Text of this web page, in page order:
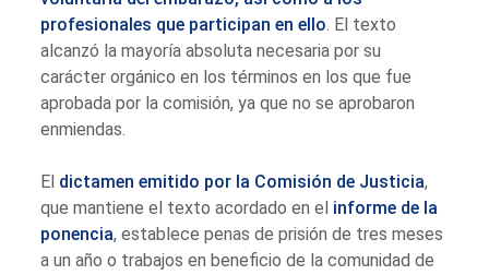
profesionales que participan en ello . El texto
alcanzó la mayoría absoluta necesaria por su
carácter orgánico en los términos en los que fue
aprobada por la comisión, ya que no se aprobaron
enmiendas.
El dictamen emitido por la Comisión de Justicia,
que mantiene el texto acordado en el informe de la
ponencia, establece penas de prisión de tres meses
a un año o trabajos en beneficio de la comunidad de